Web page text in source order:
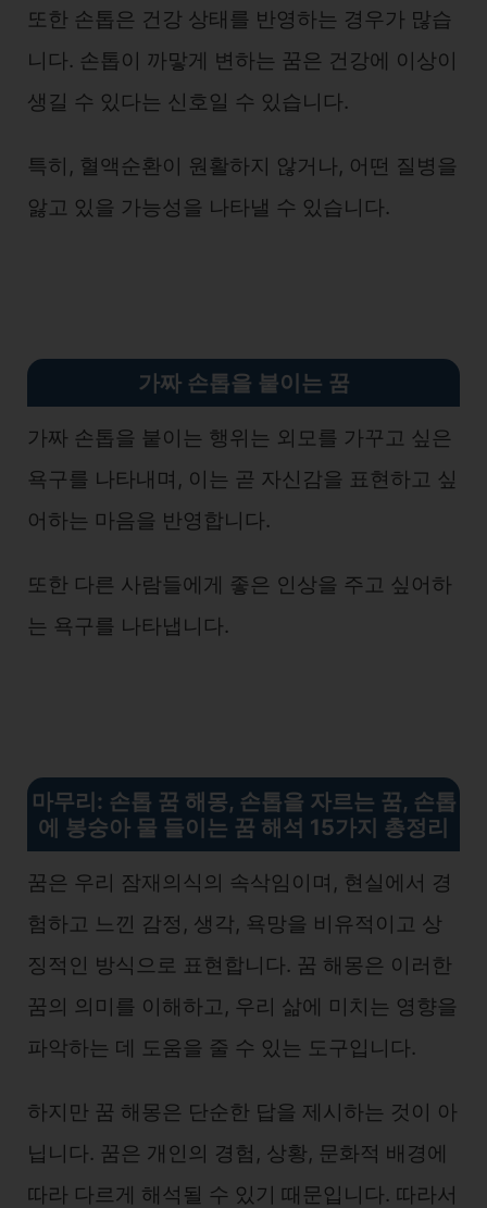
또한 손톱은 건강 상태를 반영하는 경우가 많습
니다. 손톱이 까맣게 변하는 꿈은 건강에 이상이
생길 수 있다는 신호일 수 있습니다.
특히, 혈액순환이 원활하지 않거나, 어떤 질병을
앓고 있을 가능성을 나타낼 수 있습니다.
가짜 손톱을 붙이는 꿈
가짜 손톱을 붙이는 행위는 외모를 가꾸고 싶은
욕구를 나타내며, 이는 곧 자신감을 표현하고 싶
어하는 마음을 반영합니다.
또한 다른 사람들에게 좋은 인상을 주고 싶어하
는 욕구를 나타냅니다.
마무리 : 손톱 꿈 해몽, 손톱을 자르는 꿈, 손톱
에 봉숭아 물 들이는 꿈 해석 15가지 총정리
꿈은 우리 잠재의식의 속삭임이며, 현실에서 경
험하고 느낀 감정, 생각, 욕망을 비유적이고 상
징적인 방식으로 표현합니다. 꿈 해몽은 이러한
꿈의 의미를 이해하고, 우리 삶에 미치는 영향을
파악하는 데 도움을 줄 수 있는 도구입니다.
하지만 꿈 해몽은 단순한 답을 제시하는 것이 아
닙니다. 꿈은 개인의 경험, 상황, 문화적 배경에
따라 다르게 해석될 수 있기 때문입니다. 따라서